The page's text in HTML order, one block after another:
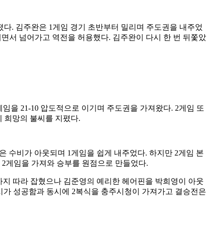
다. 김주완은 1게임 경기 초반부터 밀리며 주도권을 내주었
서 넘어가고 역전을 허용했다. 김주완이 다시 한 번 뒤쫓았
임을 21-10 압도적으로 이기며 주도권을 가져왔다. 2게임 또
희망의 불씨를 지폈다.
수비가 아웃되며 1게임을 쉽게 내주었다. 하지만 2게임 본
2게임을 가져와 승부를 원점으로 만들었다.
지 따라 잡혔으나 김준영의 예리한 헤어핀을 박희영이 아웃
성공함과 동시에 2복식을 충주시청이 가져가고 결승전은